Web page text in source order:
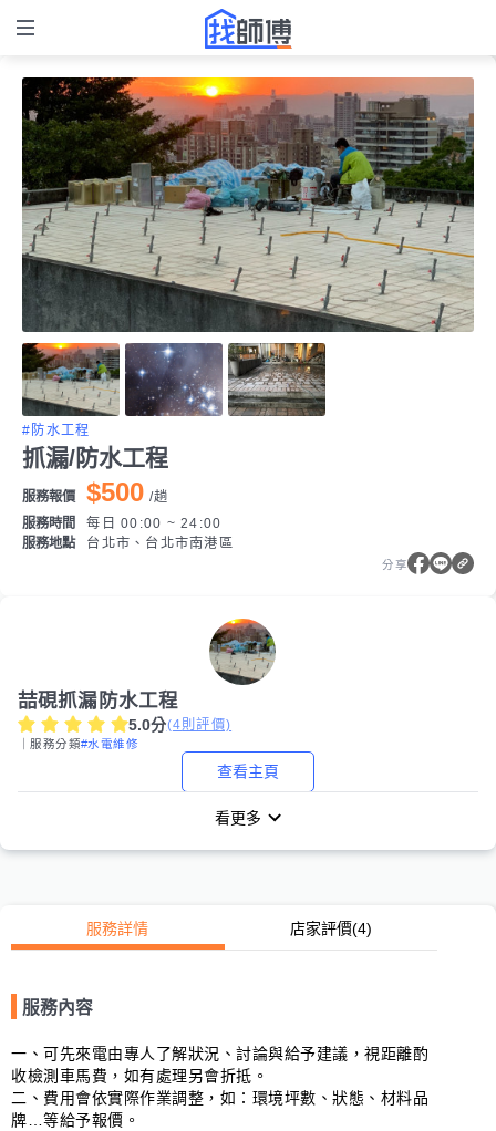
#防水工程
抓漏/防水工程
服務報價 $500 /趟
服務時間
每日 00:00 ~ 24:00
服務地點
台北市、台北市南港區
分享
喆硯抓漏防水工程
5.0分(4則評價)
｜服務分類#水電維修
查看主頁
看更多
服務詳情 店家評價(4)
服務內容
一、可先來電由專人了解狀況、討論與給予建議，視距離酌
收檢測車馬費，如有處理另會折抵。
二、費用會依實際作業調整，如：環境坪數、狀態、材料品
牌…等給予報價。